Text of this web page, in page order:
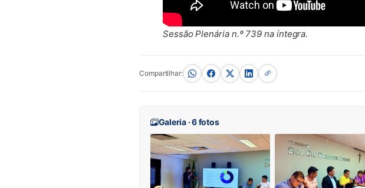
Sessão Plenária n.º 739 na íntegra.
Compartilhar:
Galeria · 6 fotos